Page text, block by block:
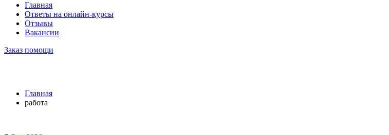
Главная
Ответы на онлайн-курсы
Отзывы
Вакансии
Заказ помощи
Главная
работа